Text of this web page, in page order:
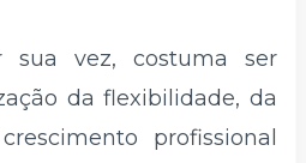
sua vez, costuma ser
da flexibilidade, da
profissional